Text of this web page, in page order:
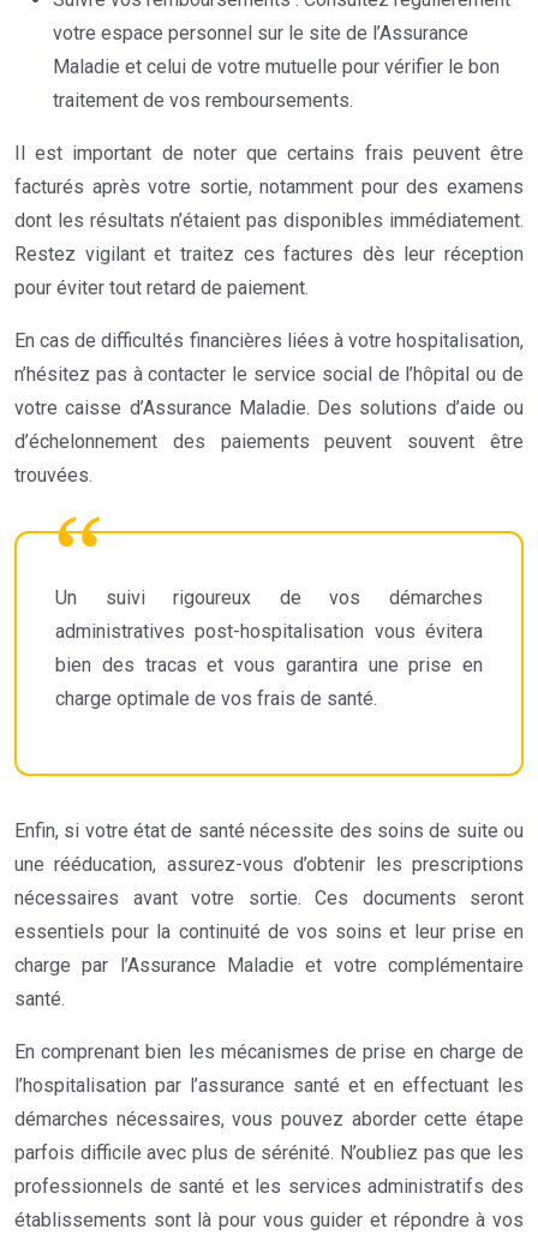
votre espace personnel sur le site de l’Assurance
Maladie et celui de votre mutuelle pour vérifier le bon
traitement de vos remboursements.
Il est important de noter que certains frais peuvent être
facturés après votre sortie, notamment pour des examens
dont les résultats n’étaient pas disponibles immédiatement.
Restez vigilant et traitez ces factures dès leur réception
pour éviter tout retard de paiement.
En cas de difficultés financières liées à votre hospitalisation,
n’hésitez pas à contacter le service social de l’hôpital ou de
votre caisse d’Assurance Maladie. Des solutions d’aide ou
d’échelonnement des paiements peuvent souvent être
trouvées.
Un suivi rigoureux de vos démarches
administratives post-hospitalisation vous évitera
bien des tracas et vous garantira une prise en
charge optimale de vos frais de santé.
Enfin, si votre état de santé nécessite des soins de suite ou
une rééducation, assurez-vous d’obtenir les prescriptions
nécessaires avant votre sortie. Ces documents seront
essentiels pour la continuité de vos soins et leur prise en
charge par l’Assurance Maladie et votre complémentaire
santé.
En comprenant bien les mécanismes de prise en charge de
l’hospitalisation par l’assurance santé et en effectuant les
démarches nécessaires, vous pouvez aborder cette étape
parfois difficile avec plus de sérénité. N’oubliez pas que les
professionnels de santé et les services administratifs des
établissements sont là pour vous guider et répondre à vos